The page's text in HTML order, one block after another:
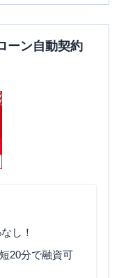
ーン自動契約
し！
20分で融資可